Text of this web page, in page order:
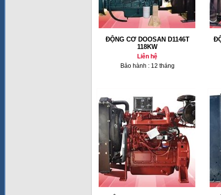
ĐỘNG CƠ DOOSAN D1146T
118KW
Liên hệ
Bảo hành : 12 tháng